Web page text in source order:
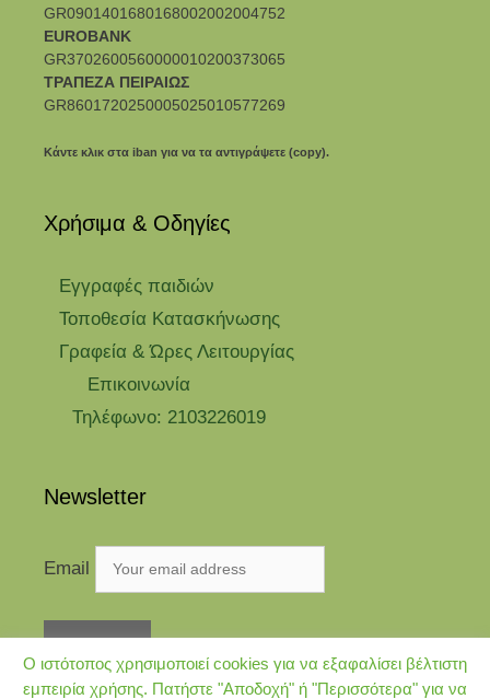
GR0901401680168002002004752
EUROBANK
GR3702600560000010200373065
ΤΡΑΠΕΖΑ ΠΕΙΡΑΙΩΣ
GR8601720250005025010577269
Κάντε κλικ στα iban για να τα αντιγράψετε (copy).
Χρήσιμα & Οδηγίες
Eγγραφές παιδιών
Τοποθεσία Κατασκήνωσης
Γραφεία & Ώρες Λειτουργίας
Επικοινωνία
Τηλέφωνο: 2103226019
Newsletter
Email
Ο ιστότοπος χρησιμοποιεί cookies για να εξαφαλίσει βέλτιστη
εμπειρία χρήσης. Πατήστε "Αποδοχή" ή "Περισσότερα" για να